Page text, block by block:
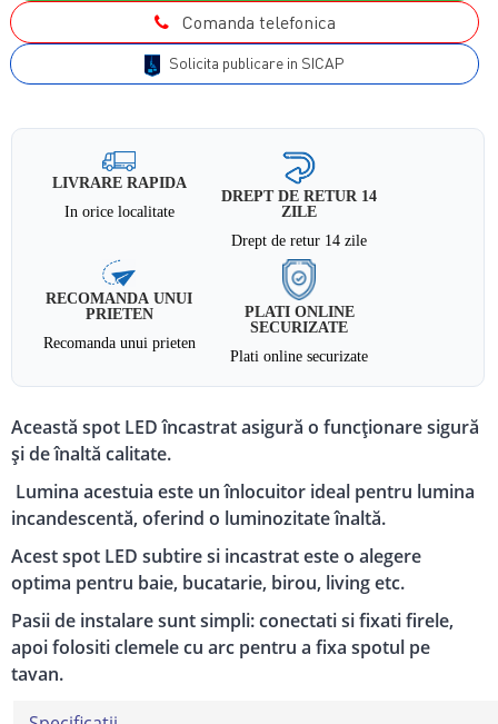
Comanda telefonica
Solicita publicare in SICAP
LIVRARE RAPIDA
In orice localitate
DREPT DE RETUR 14
ZILE
Drept de retur 14 zile
RECOMANDA UNUI
PRIETEN
Recomanda unui prieten
PLATI ONLINE
SECURIZATE
Plati online securizate
Această spot LED încastrat asigură o funcționare sigură
și de înaltă calitate.
Lumina acestuia este un înlocuitor ideal pentru lumina
incandescentă, oferind o luminozitate înaltă.
Acest spot LED subtire si incastrat este o alegere
optima pentru baie, bucatarie, birou, living etc.
Pasii de instalare sunt simpli: conectati si fixati firele,
apoi folositi clemele cu arc pentru a fixa spotul pe
tavan.